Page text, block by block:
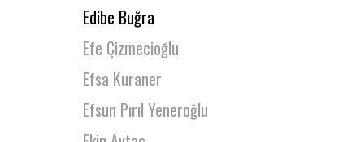
Edibe Buğra
Efe Çizmecioğlu
Efsa Kuraner
Efsun Pırıl Yeneroğlu